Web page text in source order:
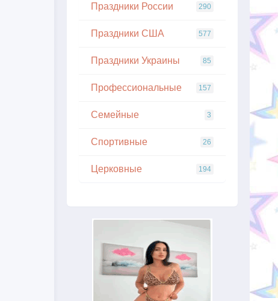
Праздники России 290
Праздники США 577
Праздники Украины 85
Профессиональные 157
Семейные 3
Спортивные 26
Церковные 194